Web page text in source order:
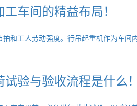
车间的精益布局！
和工人劳动强度。行吊起重机作为车
验与验收流程是什么！